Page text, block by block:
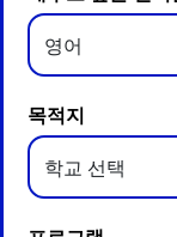
목적지